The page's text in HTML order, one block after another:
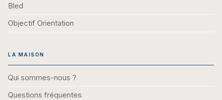
Bled
Objectif Orientation
LA MAISON
Qui sommes-nous ?
Questions fréquentes